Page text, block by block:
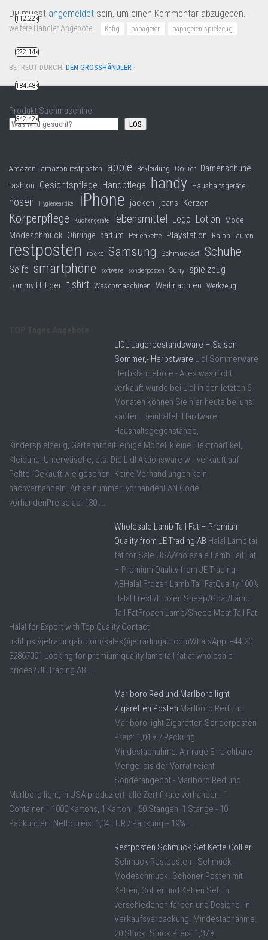
Du musst angemeldet sein, um einen Kommentar abzugeben.
weitere Händler Angebote: Käfig papageien papageien spielzeug
BETREUT DURCH: DEN GROSSHÄNDLER ·
Produkt Suchmaschine
LOS
Amazon amazon restposten apple Bekleidung Collier Damenschuhe
fashion Gesichtspflege Handpflege handy Haushaltsgeräte
hosen Hygieneartikel iPhone jacken jeans Kerzen
Körperpflege Küchengeräte lebensmittel Lego Lotion Mode
Modeschmuck Ohrringe parfüm Perlenkette Playstation Ralph Lauren
restposten röcke Samsung Schmuckset Schuhe
Seife smartphone software sonderposten Sony spielzeug
Tommy Hilfiger t shirt Waschmaschinen Weihnachten Werkzeug
LIDL Lagerbestandsware – Saison
Sommer,- Herbstware Lidl Sommerware
Herbstangebote - Alles was nicht
verkauft wurde bei Lidl in den letzten 6
Monaten können Sie hier heute bei uns
kaufen. Beinhaltet: Hardware,
Haushaltsgegenstände,
Kinderspielzeug, Gartenarbeit, einige Möbel, kleine Elektroartikel,
Kleidung, Unterwäsche, ets. Die Lidl Aktionsware wir verkauft auf
Peltte. Gekauft wie gesehen. Keine Verhandlungen kein
nachverhandeln. Artikelnummer: vorhandenEAN Code
vorhandenPreise ab: 130 ...
Wholesale Lamb Tail Fat – Premium
Quality from JE Trading AB Halal Lamb tail
fat for Sale USAWholesale Lamb Tail Fat
– Premium Quality from JE Trading
ABHalal Frozen Lamb Tail FatQuality 100%
Halal Fresh/Frozen Sheep/Goat/Lamb
Tail FatFrozen Lamb/Sheep Meat Tail Fat
Halal for Export with Top Quality Contact
ushttps://jetradingab.com/sales@jetradingab.comWhatsApp: +44 20
32867001 Looking for premium quality lamb tail fat at wholesale
prices? JE Trading AB ...
Marlboro Red und Marlboro light
Zigaretten Posten Marlboro Red und
Marlboro light Zigaretten Sonderposten
Preis: 1,04 € / Packung
Mindestabnahme: Anfrage Erreichbare
Menge: bis der Vorrat reicht
Sonderangebot - Marlboro Red und
Marlboro light, in USA produziert, alle Zertifikate vorhanden. 1
Container = 1000 Kartons, 1 Karton = 50 Stangen, 1 Stange - 10
Packungen. Nettopreis: 1,04 EUR / Packung + 19% ...
Restposten Schmuck Set Kette Collier
Schmuck Restposten - Schmuck -
Modeschmuck. Schöner Posten mit
Ketten, Collier und Ketten Set. In
verschiedenen farben und Designe. In
Verkaufsverpackung. Mindestabnahme:
20 Stück. Stück Preis: 1,37 €.
112.22k
522.14k
184.48k
342.42k